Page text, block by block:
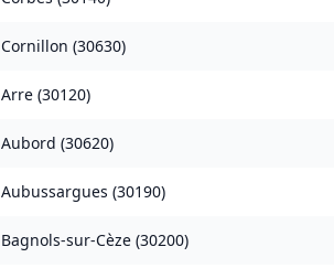
Cornillon (30630)
Arre (30120)
Aubord (30620)
Aubussargues (30190)
Bagnols-sur-Cèze (30200)